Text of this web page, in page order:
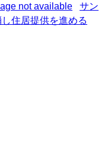
サン
住居提供を進める